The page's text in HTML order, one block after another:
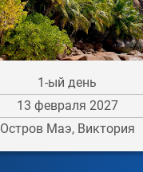
1-ый день
13 февраля 2027
Остров Маэ, Виктория